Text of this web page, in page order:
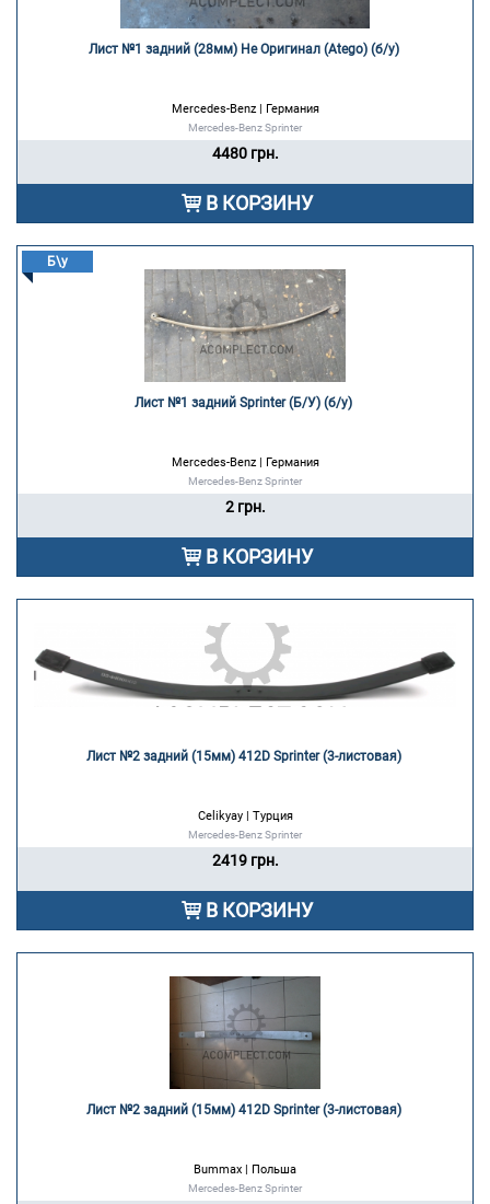
Лист №1 задний (28мм) Не Оригинал (Atego) (б/у)
Mercedes-Benz | Германия
Mercedes-Benz Sprinter
4480 грн.
В КОРЗИНУ
Б\у
Лист №1 задний Sprinter (Б/У) (б/у)
Mercedes-Benz | Германия
Mercedes-Benz Sprinter
2 грн.
В КОРЗИНУ
Лист №2 задний (15мм) 412D Sprinter (3-листовая)
Celikyay | Турция
Mercedes-Benz Sprinter
2419 грн.
В КОРЗИНУ
Лист №2 задний (15мм) 412D Sprinter (3-листовая)
Bummax | Польша
Mercedes-Benz Sprinter